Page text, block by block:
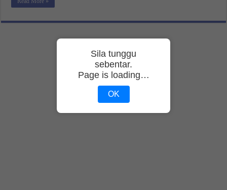
Sila tunggu
sebentar.
Page is loading…
OK